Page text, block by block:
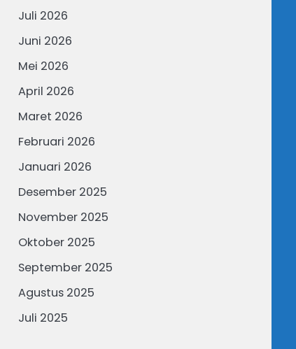
Juli 2026
Juni 2026
Mei 2026
April 2026
Maret 2026
Februari 2026
Januari 2026
Desember 2025
November 2025
Oktober 2025
September 2025
Agustus 2025
Juli 2025